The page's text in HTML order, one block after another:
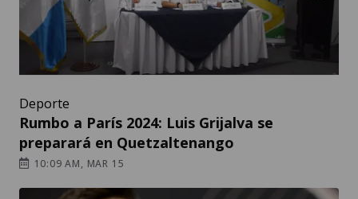
Deporte
Rumbo a París 2024: Luis Grijalva se
preparará en Quetzaltenango
10:09 AM, MAR 15